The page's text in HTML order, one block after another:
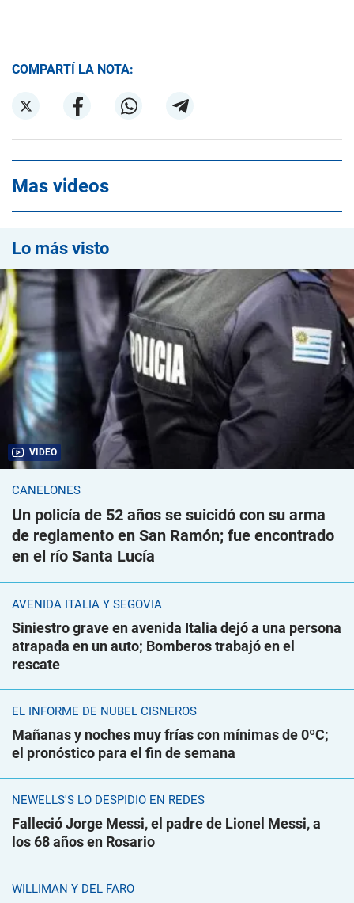
COMPARTÍ LA NOTA:
Mas videos
Lo más visto
VIDEO
CANELONES
Un policía de 52 años se suicidó con su arma
de reglamento en San Ramón; fue encontrado
en el río Santa Lucía
AVENIDA ITALIA Y SEGOVIA
Siniestro grave en avenida Italia dejó a una persona
atrapada en un auto; Bomberos trabajó en el
rescate
EL INFORME DE NUBEL CISNEROS
Mañanas y noches muy frías con mínimas de 0ºC;
el pronóstico para el fin de semana
NEWELLS'S LO DESPIDIÓ EN REDES
Falleció Jorge Messi, el padre de Lionel Messi, a
los 68 años en Rosario
WILLIMAN Y DEL FARO